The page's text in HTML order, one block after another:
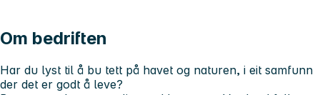
Om bedriften
Har du lyst til å bu tett på havet og naturen, i eit samfunn
der det er godt å leve?